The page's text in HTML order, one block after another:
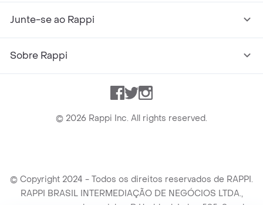
Junte-se ao Rappi
Sobre Rappi
Facebook
TwitterInstagram
© 2026 Rappi Inc. All rights reserved.
© Copyright 2024 - Todos os direitos reservados de RAPPI.
RAPPI BRASIL INTERMEDIAÇÃO DE NEGÓCIOS LTDA.,